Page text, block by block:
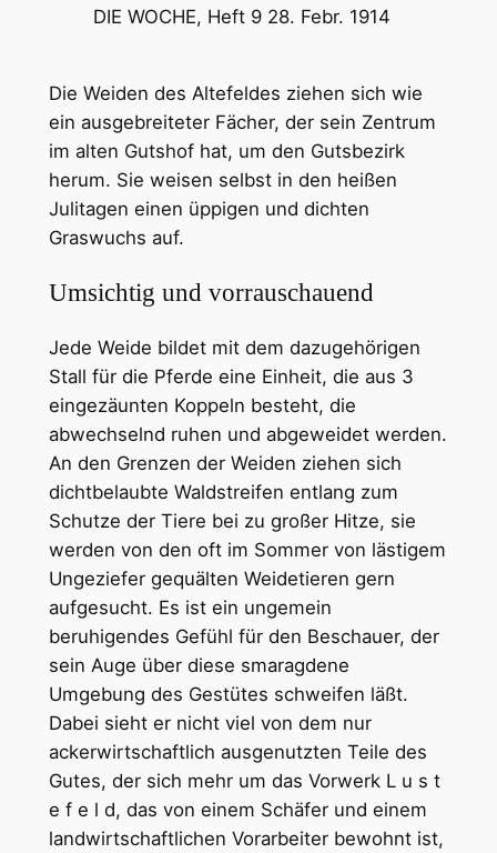
DIE WOCHE, Heft 9 28. Febr. 1914
Die Weiden des Altefeldes ziehen sich wie
ein ausgebreiteter Fächer, der sein Zentrum
im alten Gutshof hat, um den Gutsbezirk
herum. Sie weisen selbst in den heißen
Julitagen einen üppigen und dichten
Graswuchs auf.
Umsichtig und vorrauschauend
Jede Weide bildet mit dem dazugehörigen
Stall für die Pferde eine Einheit, die aus 3
eingezäunten Koppeln besteht, die
abwechselnd ruhen und abgeweidet werden.
An den Grenzen der Weiden ziehen sich
dichtbelaubte Waldstreifen entlang zum
Schutze der Tiere bei zu großer Hitze, sie
werden von den oft im Sommer von lästigem
Ungeziefer gequälten Weidetieren gern
aufgesucht. Es ist ein ungemein
beruhigendes Gefühl für den Beschauer, der
sein Auge über diese smaragdene
Umgebung des Gestütes schweifen läßt.
Dabei sieht er nicht viel von dem nur
ackerwirtschaftlich ausgenutzten Teile des
Gutes, der sich mehr um das Vorwerk L u s t
e f e l d, das von einem Schäfer und einem
landwirtschaftlichen Vorarbeiter bewohnt ist,